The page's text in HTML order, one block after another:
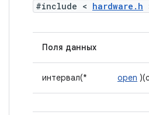
#include < hardware.h
Поля данных
интервал(* open